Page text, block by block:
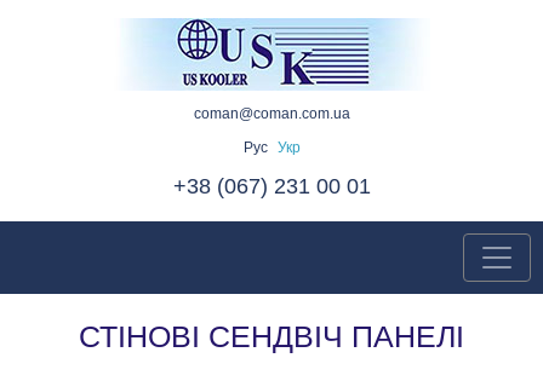
coman@coman.com.ua
Рус
Укр
+38 (067) 231 00 01
СТІНОВІ СЕНДВІЧ ПАНЕЛІ